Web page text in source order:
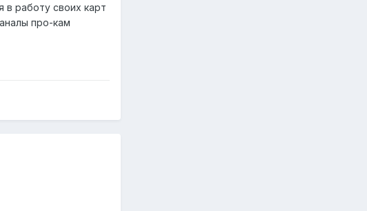
в работу своих карт
про-кам